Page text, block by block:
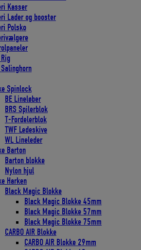
Kasser
Lader og booster
Polsko
Spinlock
BE Lineløber
BRS Spilerblok
T-Fordelerblok
TWF Ledeskive
WL Lineleder
Barton
Barton blokke
Nylon hjul
Harken
Black Magic Blokke
Black Magic Blokke 45mm
Black Magic Blokke 57mm
Black Magic Blokke 75mm
CARBO AIR Blokke
CARBO AIR Blokke 29mm